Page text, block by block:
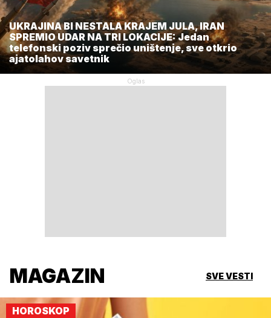
UKRAJINA BI NESTALA KRAJEM JULA, IRAN
SPREMIO UDAR NA TRI LOKACIJE: Jedan
telefonski poziv sprečio uništenje, sve otkrio
ajatolahov savetnik
MAGAZIN SVE VESTI
HOROSKOP